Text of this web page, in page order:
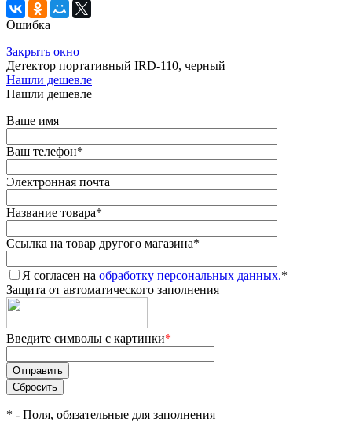
Ошибка
Закрыть окно
Детектор портативный IRD-110, черный
Нашли дешевле
Нашли дешевле
Ваше имя
Ваш телефон*
Электронная почта
Название товара*
Ссылка на товар другого магазина*
Я согласен на обработку персональных данных.*
Защита от автоматического заполнения
Введите символы с картинки*
* - Поля, обязательные для заполнения